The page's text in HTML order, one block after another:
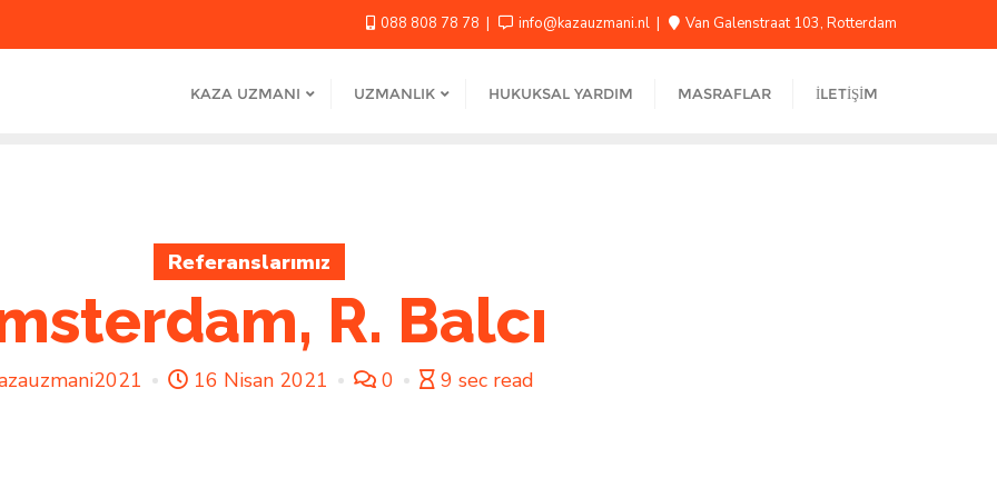
088 808 78 78 info@kazauzmani.nl Van Galenstraat 103, Rotterdam
KAZA UZMANI UZMANLIK HUKUKSAL YARDIM MASRAFLAR İLETIŞIM
Referanslarımız
R. Balcı
16 Nisan 2021 0 9 sec read